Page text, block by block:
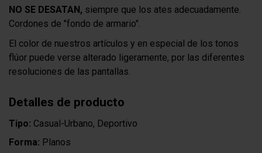
NO SE DESATAN, siempre que los ates adecuadamente.
Cordones de "fondo de armario".
El color de nuestros artículos y en especial de los tonos
flúor puede verse alterado ligeramente, por las diferentes
resoluciones de las pantallas.
Detalles de producto
Tipo: Casual-Urbano, Deportivo
Forma: Planos